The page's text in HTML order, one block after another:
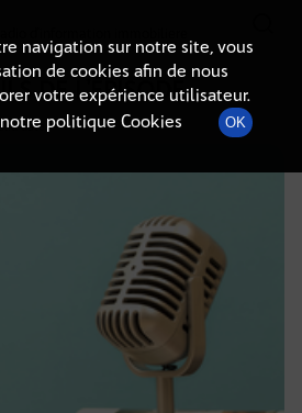
DE L'ÉPISODE
date
navigation sur notre site, vous
de cookies afin de nous
votre expérience utilisateur.
politique Cookies
OK